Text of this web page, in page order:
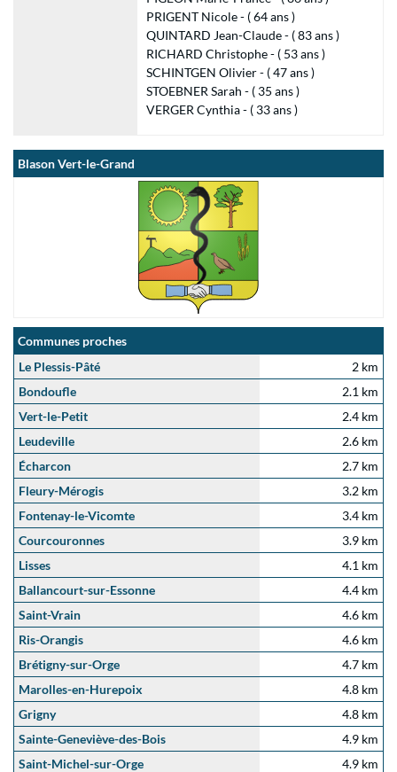
PRIGENT Nicole - ( 64 ans )
QUINTARD Jean-Claude - ( 83 ans )
RICHARD Christophe - ( 53 ans )
SCHINTGEN Olivier - ( 47 ans )
STOEBNER Sarah - ( 35 ans )
VERGER Cynthia - ( 33 ans )
Blason Vert-le-Grand
Communes proches
Le Plessis-Pâté
2 km
Bondoufle
2.1 km
Vert-le-Petit
2.4 km
Leudeville
2.6 km
Écharcon
2.7 km
Fleury-Mérogis
3.2 km
Fontenay-le-Vicomte
3.4 km
Courcouronnes
3.9 km
Lisses
4.1 km
Ballancourt-sur-Essonne
4.4 km
Saint-Vrain
4.6 km
Ris-Orangis
4.6 km
Brétigny-sur-Orge
4.7 km
Marolles-en-Hurepoix
4.8 km
Grigny
4.8 km
Sainte-Geneviève-des-Bois
4.9 km
Saint-Michel-sur-Orge
4.9 km